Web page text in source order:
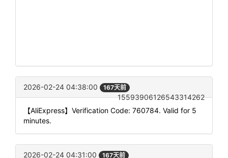
2026-02-24 04:38:00 167天前
15593906126543314262
【AliExpress】Verification Code: 760784. Valid for 5
minutes.
2026-02-24 04:31:00 167天前